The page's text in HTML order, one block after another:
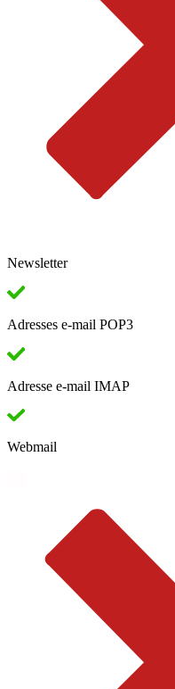
Newsletter
Adresses e-mail POP3
Adresse e-mail IMAP
Webmail